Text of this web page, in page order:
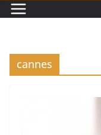
cannes